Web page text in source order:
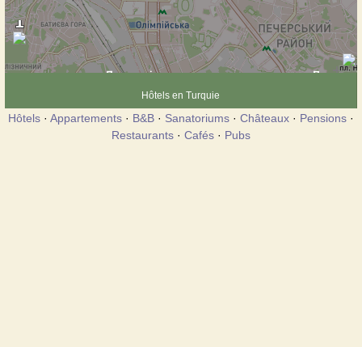
Hôtels en Turquie
Hôtels · Appartements · B&B · Sanatoriums · Châteaux · Pensions ·
Restaurants · Cafés · Pubs